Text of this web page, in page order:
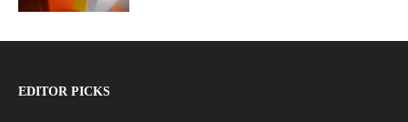
EDITOR PICKS